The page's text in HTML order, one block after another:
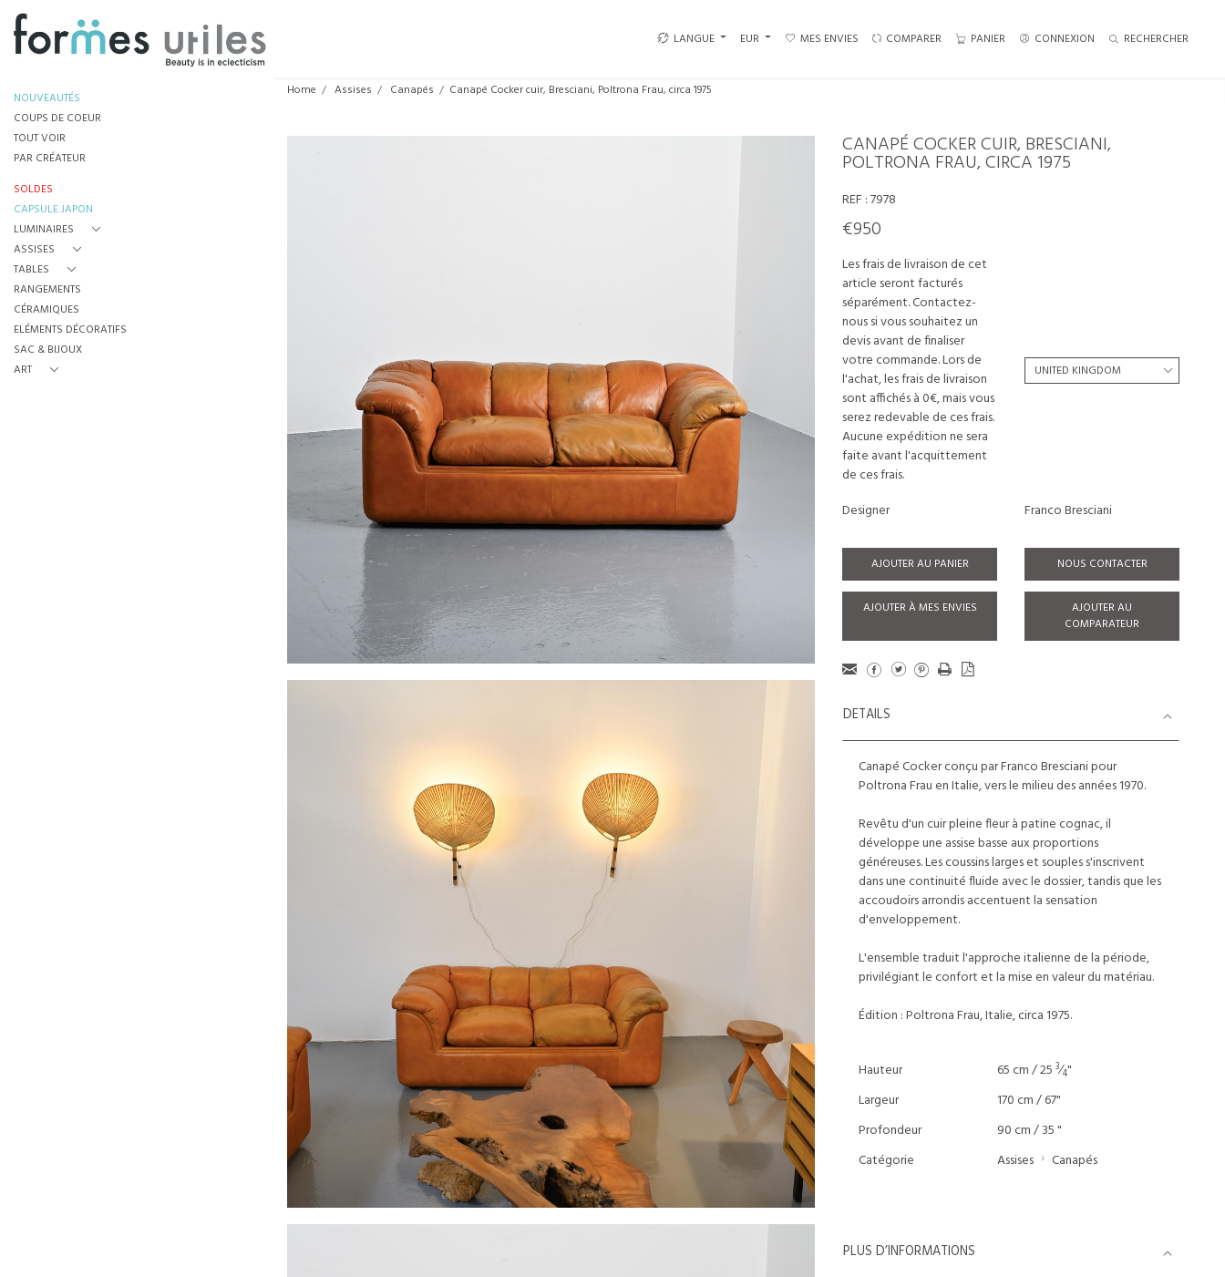
LANGUE EUR MES ENVIES COMPARER PANIER CONNEXION RECHERCHER
NOUVEAUTÉS
COUPS DE COEUR
TOUT VOIR
PAR CRÉATEUR
SOLDES
CAPSULE JAPON
LUMINAIRES
ASSISES
TABLES
RANGEMENTS
CÉRAMIQUES
ELÉMENTS DÉCORATIFS
SAC & BIJOUX
ART
Home Assises Canapés Canapé Cocker cuir, Bresciani, Poltrona Frau, circa 1975
CANAPÉ COCKER CUIR, BRESCIANI,
POLTRONA FRAU, CIRCA 1975
REF :7978
€950
Les frais de livraison de cet
article seront facturés
séparément. Contactez-
nous si vous souhaitez un
devis avant de finaliser
votre commande. Lors de
l'achat, les frais de livraison
sont affichés à 0€, mais vous
serez redevable de ces frais.
Aucune expédition ne sera
faite avant l'acquittement
de ces frais.
Designer
Franco Bresciani
AJOUTER AU PANIER NOUS CONTACTER
AJOUTER À MES ENVIES
AJOUTER AU
COMPARATEUR
DETAILS
Canapé Cocker conçu par Franco Bresciani pour
Poltrona Frau en Italie, vers le milieu des années 1970.
Revêtu d'un cuir pleine fleur à patine cognac, il
développe une assise basse aux proportions
généreuses. Les coussins larges et souples s'inscrivent
dans une continuité fluide avec le dossier, tandis que les
accoudoirs arrondis accentuent la sensation
d'enveloppement.
L'ensemble traduit l'approche italienne de la période,
privilégiant le confort et la mise en valeur du matériau.
Édition : Poltrona Frau, Italie, circa 1975.
Hauteur 65 cm / 25 3⁄4"
Largeur
170 cm / 67"
Profondeur
90 cm / 35 "
Catégorie
Assises Canapés
PLUS D’INFORMATIONS